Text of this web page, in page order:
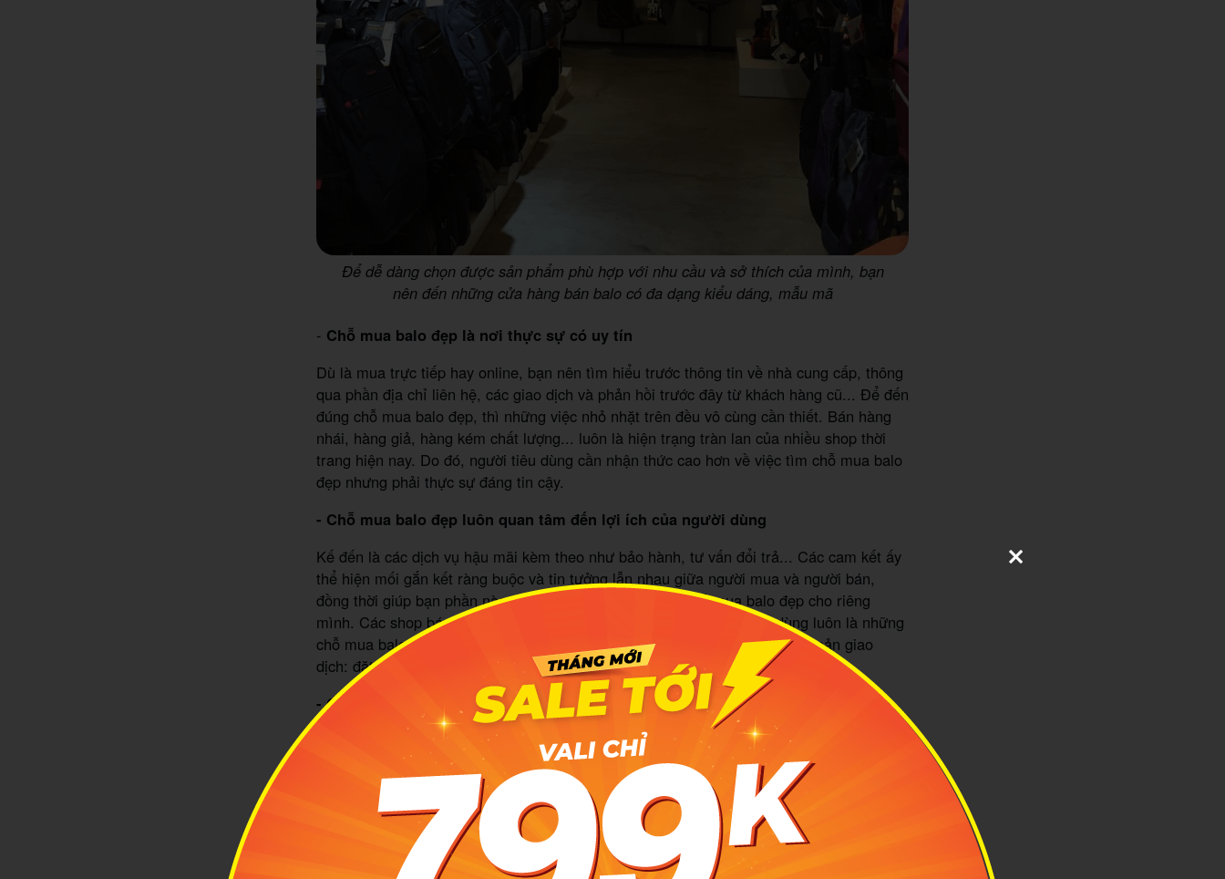
Để dễ dàng chọn được sản phẩm phù hợp với nhu cầu và sở thích của mình, bạn
nên đến những cửa hàng bán balo có đa dạng kiểu dáng, mẫu mã
- Chỗ mua balo đẹp là nơi thực sự có uy tín
Dù là mua trực tiếp hay online, bạn nên tìm hiểu trước thông tin về nhà cung cấp, thông
qua phần địa chỉ liên hệ, các giao dịch và phản hồi trước đây từ khách hàng cũ... Để đến
đúng chỗ mua balo đẹp, thì những việc nhỏ nhặt trên đều vô cùng cần thiết. Bán hàng
nhái, hàng giả, hàng kém chất lượng... luôn là hiện trạng tràn lan của nhiều shop thời
trang hiện nay. Do đó, người tiêu dùng cần nhận thức cao hơn về việc tìm chỗ mua balo
đẹp nhưng phải thực sự đáng tin cậy.
- Chỗ mua balo đẹp luôn quan tâm đến lợi ích của người dùng
Kế đến là các dịch vụ hậu mãi kèm theo như bảo hành, tư vấn đổi trả... Các cam kết ấy
thể hiện mối gắn kết ràng buộc và tin tưởng lẫn nhau giữa người mua và người bán,
đồng thời giúp bạn phần nào yên tâm hơn khi chọn lựa chỗ mua balo đẹp cho riêng
mình. Các shop bán hàng thật sự mang lại các giá trị cho người tiêu dùng luôn là những
chỗ mua balo đẹp lý tưởng nhất. Sự quan tâm thể hiện rõ rệt ở các điều khoản giao
dịch: đặt hàng, giao và vận chuyển hàng, thanh toán, giảm giá...
- Chỗ mua balo đẹp luôn có ưu thế về danh tiếng
Khi bạn gõ tìm kiếm, Google có thể cho bạn những kết quả hàng đầu từ các đường link
chạy quảng cáo. Thế nhưng nếu tinh ý, bạn vẫn có thể tìm ra những cái tên được đông
đảo người dùng đánh giá cao, thông qua lượt view hoặc comment. Những shop có
thương hiệu, có bề dày hoạt động, luôn thể hiện ưu điểm vượt trội về chất lượng sản
phẩm và dịch vụ, chắc chắn là những chỗ mua balo đẹp tiềm năng nhất.